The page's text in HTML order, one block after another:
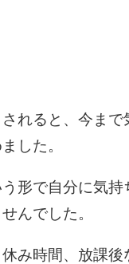
れると、今ま
した。
形で自分に気
んでした。
み時間、放課